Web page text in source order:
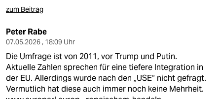
zum Beitrag
Peter Rabe
07.05.2026 , 18:09 Uhr
Die Umfrage ist von 2011, vor Trump und Putin.
Aktuelle Zahlen sprechen für eine tiefere Integration in
der EU. Allerdings wurde nach den „USE“ nicht gefragt.
Vermutlich hat diese auch immer noch keine Mehrheit.